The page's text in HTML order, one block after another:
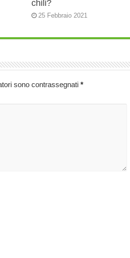
chili?
25 Febbraio 2021
sono contrassegnati *